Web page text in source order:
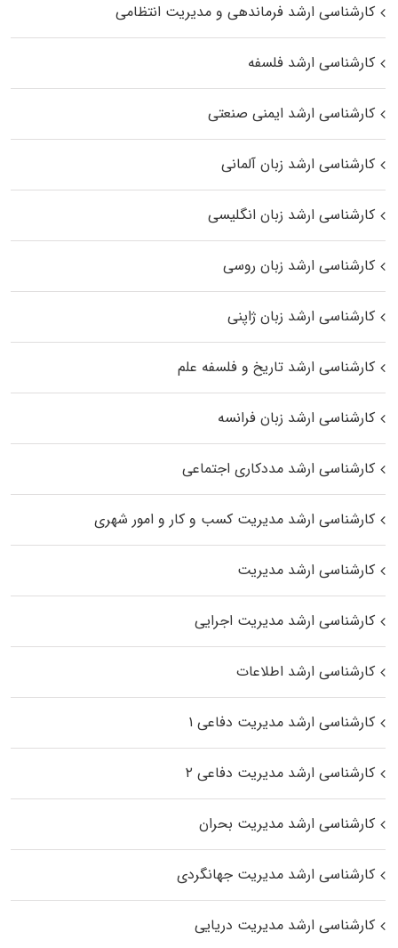
کارشناسی ارشد فرماندهی و مدیریت انتظامی
کارشناسی ارشد فلسفه
کارشناسی ارشد ایمنی صنعتی
کارشناسی ارشد زبان آلمانی
کارشناسی ارشد زبان انگلیسی
کارشناسی ارشد زبان روسی
کارشناسی ارشد زبان ژاپنی
کارشناسی ارشد تاریخ و فلسفه علم
کارشناسی ارشد زبان فرانسه
کارشناسی ارشد مددکاری اجتماعی
کارشناسی ارشد مدیریت کسب و کار و امور شهری
کارشناسی ارشد مدیریت
کارشناسی ارشد مدیریت اجرایی
کارشناسی ارشد اطلاعات
کارشناسی ارشد مدیریت دفاعی ۱
کارشناسی ارشد مدیریت دفاعی ۲
کارشناسی ارشد مدیریت بحران
کارشناسی ارشد مدیریت جهانگردی
کارشناسی ارشد مدیریت دریایی